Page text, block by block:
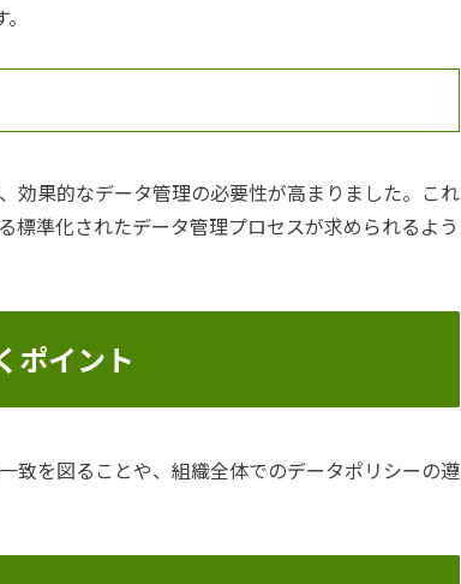
効果的なデータ管理の必要性が高まりました。これ
標準化されたデータ管理プロセスが求められるよう
ポイント
致を図ることや、組織全体でのデータポリシーの遵